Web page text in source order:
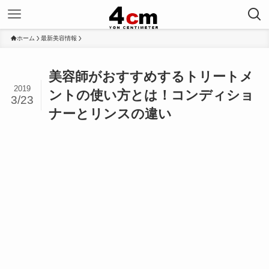
ホーム 最新美容情報
美容師がおすすめするトリートメ
ントの使い方とは！コンディショ
ナーとリンスの違い
2019
3/23